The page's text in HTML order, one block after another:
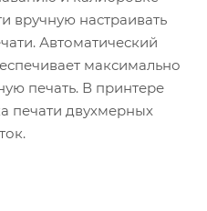
вручную настраивать
Автоматический
максимально
печать. В принтере
печати двухмерных